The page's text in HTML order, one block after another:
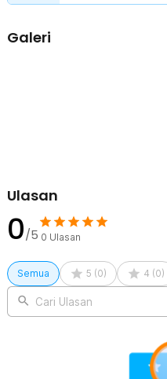
Galeri
Ulasan
0/5 0 Ulasan
Semua 5 (0) 4 (0)
Cari Ulasan